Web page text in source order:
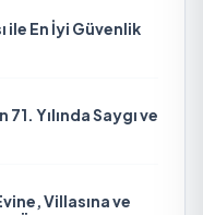
ile En İyi Güvenlik
Yılında Saygı ve
Villasına ve